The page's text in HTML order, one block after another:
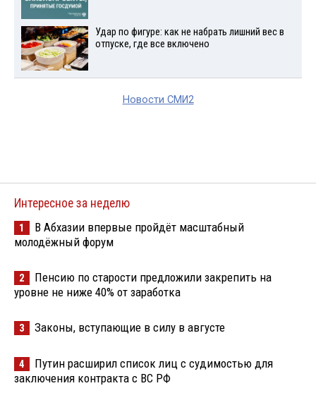
Удар по фигуре: как не набрать лишний вес в
отпуске, где все включено
Новости СМИ2
Интересное за неделю
1
В Абхазии впервые пройдёт масштабный
молодёжный форум
2
Пенсию по старости предложили закрепить на
уровне не ниже 40% от заработка
3 Законы, вступающие в силу в августе
4
Путин расширил список лиц с судимостью для
заключения контракта с ВС РФ